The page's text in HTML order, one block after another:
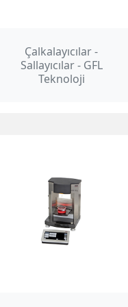
Çalkalayıcılar -
Sallayıcılar - GFL
Teknoloji